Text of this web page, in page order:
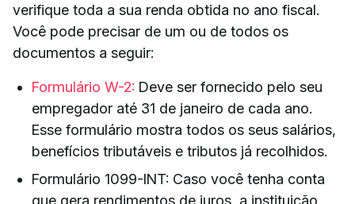
verifique toda a sua renda obtida no ano fiscal.
Você pode precisar de um ou de todos os
documentos a seguir:
Formulário W-2: Deve ser fornecido pelo seu
empregador até 31 de janeiro de cada ano.
Esse formulário mostra todos os seus salários,
benefícios tributáveis e tributos já recolhidos.
Formulário 1099-INT: Caso você tenha conta
que gera rendimentos de juros, a instituição